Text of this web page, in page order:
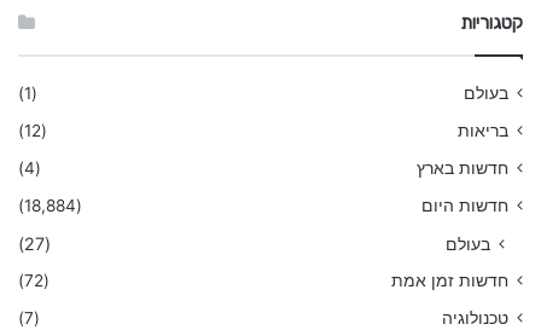
קטגוריות
בעולם
(1)
בריאות
(12)
חדשות בארץ
(4)
חדשות היום
(18,884)
בעולם (27)
חדשות זמן אמת
(72)
טכנולוגיה
(7)